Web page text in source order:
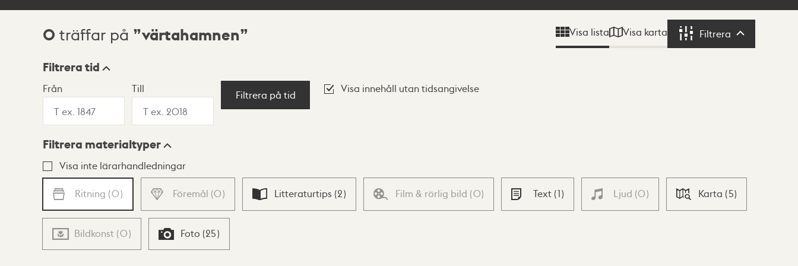
Sökresultat
0 träffar på värtahamnen Visa lista Visa karta Filtrera Filtrera
Visningsläge
Lista Karta
Filtrera tid
Från Till
Filtrera på tid
Visa innehåll utan tidsangivelse
Filtrera materialtyper
Visa inte lärarhandledningar
Ritning (0) Föremål (0) Litteraturtips (2) Film & rörlig bild (0) Text (1) Ljud (0) Karta (5)
Bildkonst (0) Foto (25)